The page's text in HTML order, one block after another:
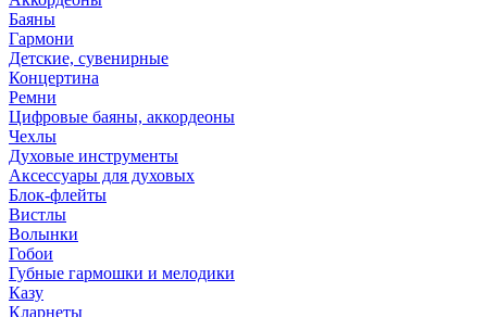
Баяны
Гармони
Детские, сувенирные
Концертина
Ремни
Цифровые баяны, аккордеоны
Чехлы
Духовые инструменты
Аксессуары для духовых
Блок-флейты
Вистлы
Волынки
Гобои
Губные гармошки и мелодики
Казу
Кларнеты